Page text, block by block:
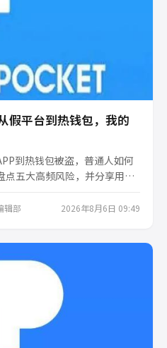
假平台到热钱包，我的
到热钱包被盗，普通人如何
点五大高频风险，并分享用
辑部 2026年8月6日 09:49